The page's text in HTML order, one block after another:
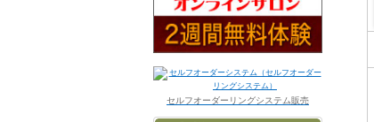
セルフオーダーリングシステム販売